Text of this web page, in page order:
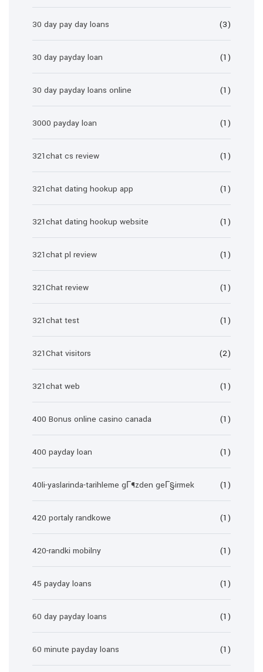
30 day pay day loans (3)
30 day payday loan (1)
30 day payday loans online (1)
3000 payday loan (1)
321chat cs review (1)
321chat dating hookup app (1)
321chat dating hookup website (1)
321chat pl review (1)
321Chat review (1)
321chat test (1)
321Chat visitors (2)
321chat web (1)
400 Bonus online casino canada (1)
400 payday loan (1)
40li-yaslarinda-tarihleme gГ¶zden geГ§irmek (1)
420 portaly randkowe (1)
420-randki mobilny (1)
45 payday loans (1)
60 day payday loans (1)
60 minute payday loans (1)